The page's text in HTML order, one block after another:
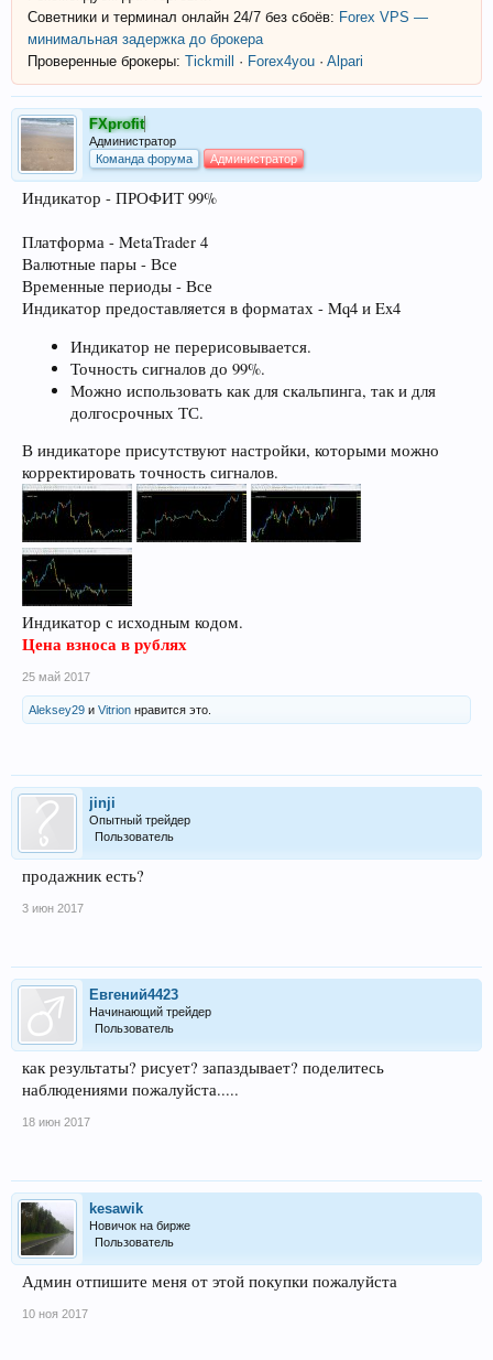
Советники и терминал онлайн 24/7 без сбоёв: Forex VPS —
минимальная задержка до брокера
Проверенные брокеры: Tickmill · Forex4you · Alpari
FXprofit
Администратор
Команда форума
Администратор
Индикатор - ПРОФИТ 99%
Платформа - MetaTrader 4
Валютные пары - Все
Временные периоды - Все
Индикатор предоставляется в форматах - Mq4 и Ex4
Индикатор не перерисовывается.
Точность сигналов до 99%.
Можно использовать как для скальпинга, так и для
долгосрочных ТС.
В индикаторе присутствуют настройки, которыми можно
корректировать точность сигналов.
Индикатор с исходным кодом.
Цена взноса в рублях
25 май 2017
Aleksey29 и Vitrion нравится это.
jinji
Опытный трейдер
Пользователь
продажник есть?
3 июн 2017
Евгений4423
Начинающий трейдер
Пользователь
как результаты? рисует? запаздывает? поделитесь
наблюдениями пожалуйста.....
18 июн 2017
kesawik
Новичок на бирже
Пользователь
Админ отпишите меня от этой покупки пожалуйста
10 ноя 2017